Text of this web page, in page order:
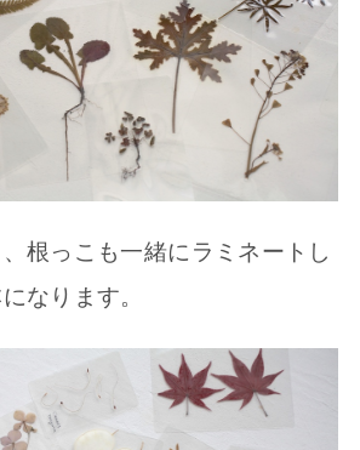
根っこも一緒にラミネートし
なります。